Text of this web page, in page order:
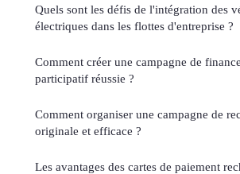
Quels sont les défis de l'intégration des
électriques dans les flottes d'entreprise ?
Comment créer une campagne de
participatif réussie ?
Comment organiser une campagne de
originale et efficace ?
Les avantages des cartes de paiement